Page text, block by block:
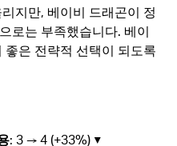
지만, 베이비 드래곤이 정
로는 부족했습니다. 베이
은 전략적 선택이 되도록
: 3 → 4 (+33%) ▼